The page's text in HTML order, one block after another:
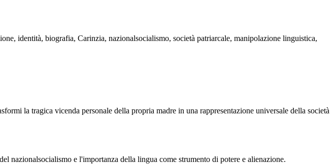
identità, biografia, Carinzia, nazionalsocialismo, società patriarcale, manipolazione linguistica,
la tragica vicenda personale della propria madre in una rappresentazione universale della società
e l'importanza della lingua come strumento di potere e alienazione.